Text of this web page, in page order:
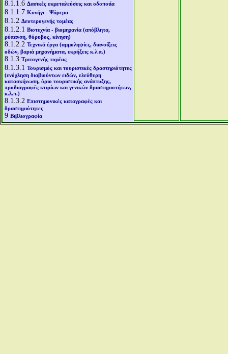
8.1.1.6 Δασικές εκμεταλεύσεις και οδοποιία
8.1.1.7 Κυνήγι - Ψάρεμα
8.1.2 Δευτερογενής τομέας
8.1.2.1 Βιοτεχνία - βιομηχανία (απόβλητα,
ρύπανση, θόρυβος, κίνηση)
8.1.2.2 Τεχνικά έργα (αμμοληψίες, διανοίξεις
οδών, βαριά μηχανήματα, εκρήξεις κ.λ.π.)
8.1.3 Τριτογενής τομέας
8.1.3.1 Τουρισμός και τουριστικές δραστηριότητες
(ενόχληση διαβιούντων ειδών, ελεύθερη
κατασκήνωση, όριο τουριστικής ανάπτυξης,
προδιαγραφές κτιρίων και γενικών δραστηριοτήτων,
κ.λ.π.)
8.1.3.2 Επιστημονικές καταγραφές και
δραστηριότητες
9 Βιβλιογραφία